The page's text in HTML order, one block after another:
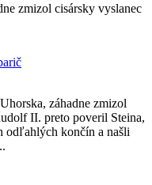
zmizol cisársky vyslanec
záhadne zmizol
II. preto poveril Steina,
odľahlých končín a našli